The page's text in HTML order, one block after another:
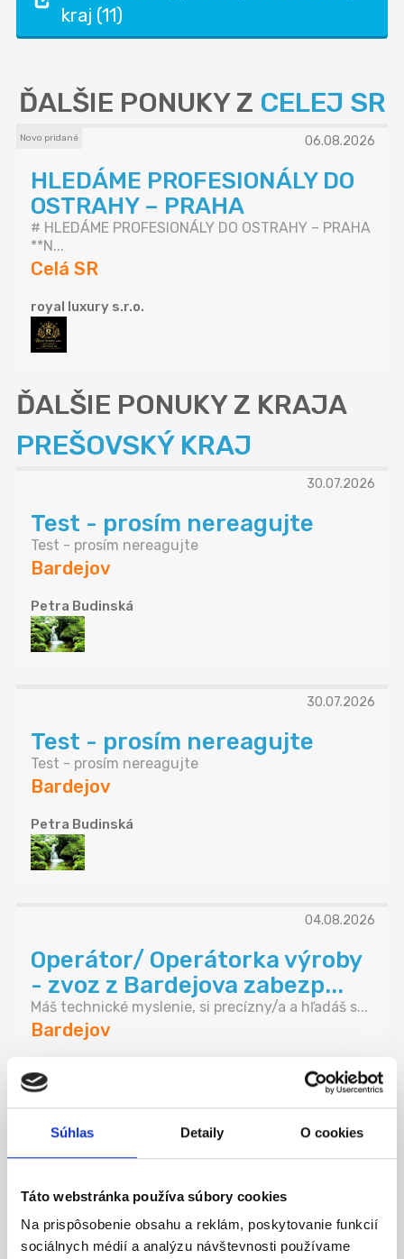
Súhlas Detaily O cookies
Táto webstránka používa súbory cookies
Na prispôsobenie obsahu a reklám, poskytovanie funkcií
sociálnych médií a analýzu návštevnosti používame
kraj (11)
ĎALŠIE PONUKY Z CELEJ SR
Novo pridané 06.08.2026
HLEDÁME PROFESIONÁLY DO
OSTRAHY – PRAHA
# HLEDÁME PROFESIONÁLY DO OSTRAHY – PRAHA
**N...
Celá SR
royal luxury s.r.o.
ĎALŠIE PONUKY Z KRAJA
PREŠOVSKÝ KRAJ
30.07.2026
Test - prosím nereagujte
Test - prosím nereagujte
Bardejov
Petra Budinská
30.07.2026
Test - prosím nereagujte
Test - prosím nereagujte
Bardejov
Petra Budinská
04.08.2026
Operátor/ Operátorka výroby
- zvoz z Bardejova zabezp...
Máš technické myslenie, si precízny/a a hľadáš s...
Bardejov
08.08.2026
Hľadáme operátora CNC -
Zaškolenie na konkrétny